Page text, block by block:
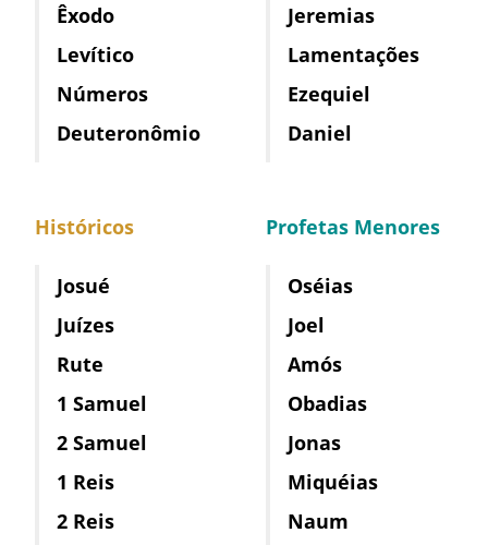
Êxodo
Levítico
Números
Deuteronômio
Históricos
Josué
Juízes
Rute
1 Samuel
2 Samuel
1 Reis
2 Reis
Jeremias
Lamentações
Ezequiel
Daniel
Profetas Menores
Oséias
Joel
Amós
Obadias
Jonas
Miquéias
Naum